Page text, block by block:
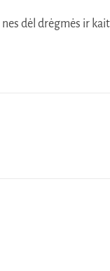
dėl drėgmės ir